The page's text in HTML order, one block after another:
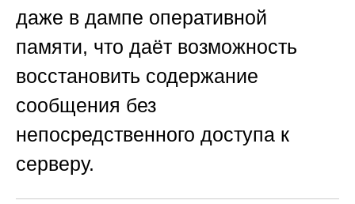
даже в дампе оперативной
памяти, что даёт возможность
восстановить содержание
сообщения без
непосредственного доступа к
серверу.